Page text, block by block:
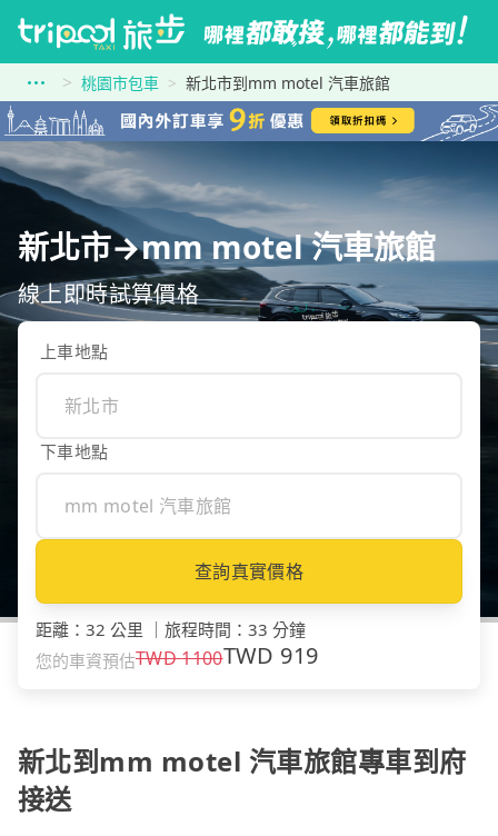
桃園市包車 新北市到mm motel 汽車旅館
新北市→mm motel 汽車旅館
線上即時試算價格
上車地點
下車地點
查詢真實價格
距離 ： 32 公里 旅程時間 ： 33 分鐘
您的車資預估TWD1100TWD 919
新北到mm motel 汽車旅館專車到府
接送